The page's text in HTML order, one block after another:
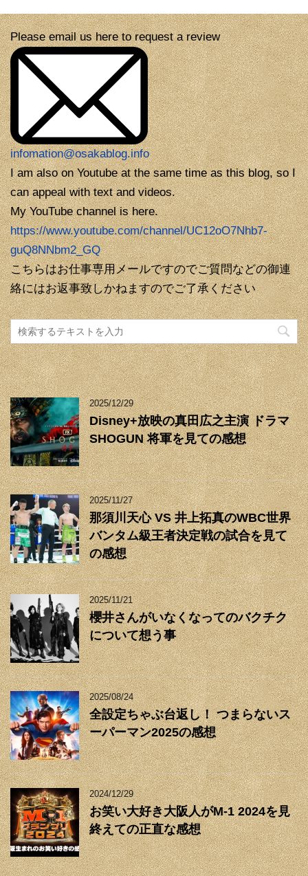
Please email us here to request a review
infomation@osakablog.info
I am also on Youtube at the same time as this blog, so I
can appeal with text and videos.
My YouTube channel is here.
https://www.youtube.com/channel/UC12oO7Nhb7-
guQ8NNbm2_GQ
こちらはお仕事専用メールですのでご質問などの御連
絡にはお返事致しかねますのでご了承ください
2025/12/29
Disney+放映の真田広之主演 ドラマ
SHOGUN 将軍を見ての感想
2025/11/27
那須川天心 VS 井上拓真のWBC世界
バンタム級王者決定戦の試合を見て
の感想
2025/11/21
櫻井さんがいなくなってのバクチク
について想う事
2025/08/24
全設定ちゃぶ台返し！ つまらないス
ーパーマン2025の感想
2024/12/29
お笑い大好き大阪人がM-1 2024を見
終えての正直な感想